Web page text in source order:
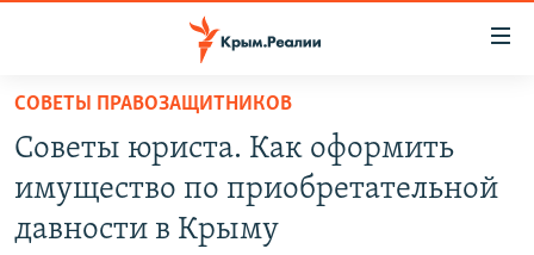
Вернуться
основному
содержанию
Вернутся
СПЕЦПРОЕКТЫ
ВОДА
СОВЕТЫ ПРАВОЗАЩИТНИКОВ
Советы юриста. Как оформить
имущество по приобретательной
давности в Крыму